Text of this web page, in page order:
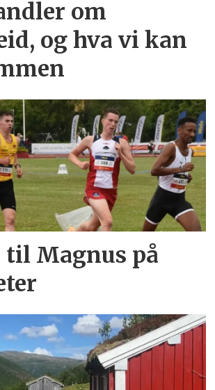
om
og hva vi kan
til Magnus på